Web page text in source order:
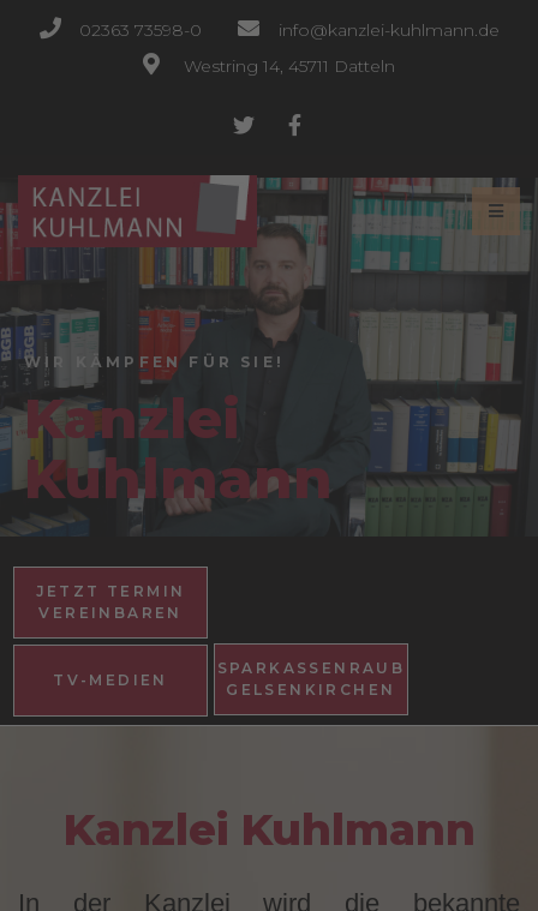
02363 73598-0
info@kanzlei-kuhlmann.de
Westring 14, 45711 Datteln
WIR KÄMPFEN FÜR SIE!
Kanzlei
Kuhlmann
JETZT TERMIN
VEREINBAREN
TV-MEDIEN
HIER
PRESSE
SPARKASSENRAUB
GELSENKIRCHEN
Kanzlei Kuhlmann
In der Kanzlei wird die bekannte